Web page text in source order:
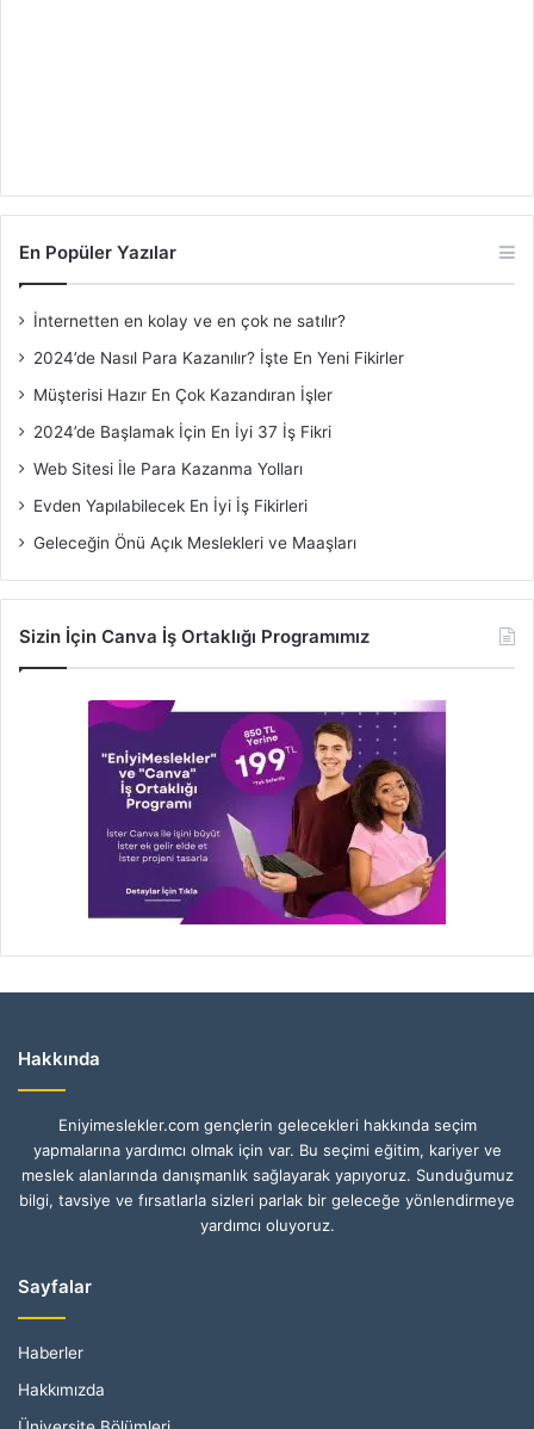
En Popüler Yazılar
İnternetten en kolay ve en çok ne satılır?
2024’de Nasıl Para Kazanılır? İşte En Yeni Fikirler
Müşterisi Hazır En Çok Kazandıran İşler
2024’de Başlamak İçin En İyi 37 İş Fikri
Web Sitesi İle Para Kazanma Yolları
Evden Yapılabilecek En İyi İş Fikirleri
Geleceğin Önü Açık Meslekleri ve Maaşları
Sizin İçin Canva İş Ortaklığı Programımız
Hakkında
Eniyimeslekler.com gençlerin gelecekleri hakkında seçim
yapmalarına yardımcı olmak için var. Bu seçimi eğitim, kariyer ve
meslek alanlarında danışmanlık sağlayarak yapıyoruz. Sunduğumuz
bilgi, tavsiye ve fırsatlarla sizleri parlak bir geleceğe yönlendirmeye
yardımcı oluyoruz.
Sayfalar
Haberler
Hakkımızda